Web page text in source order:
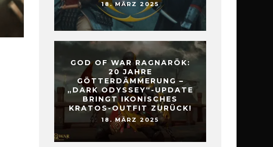
18. MÄRZ 2025
GOD OF WAR RAGNARÖK:
20 JAHRE
GÖTTERDÄMMERUNG –
„DARK ODYSSEY“-UPDATE
BRINGT IKONISCHES
KRATOS-OUTFIT ZURÜCK!
18. MÄRZ 2025